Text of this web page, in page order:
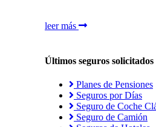
leer más
Últimos seguros solicitados
Planes de Pensiones
Seguros por Días
Seguro de Coche
Seguro de Camión